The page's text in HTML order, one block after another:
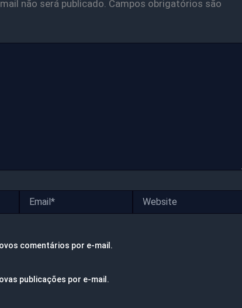
não será publicado. Campos obrigatórios são
comentários por e-mail.
publicações por e-mail.